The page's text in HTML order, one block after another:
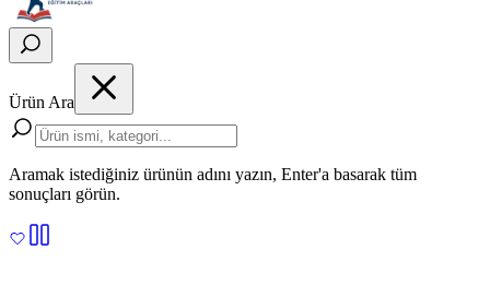
Ürün Ara
Aramak istediğiniz ürünün adını yazın, Enter'a basarak tüm
sonuçları görün.